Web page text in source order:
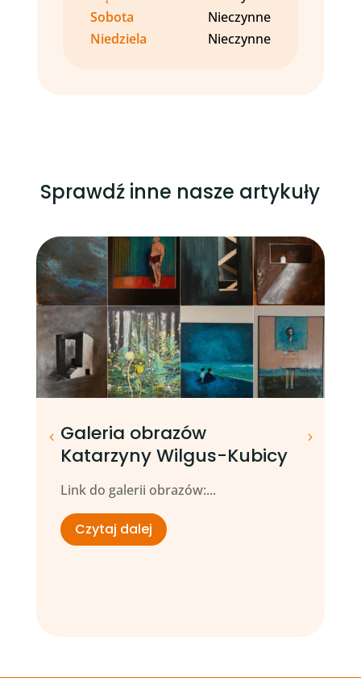
Sobota
Nieczynne
Niedziela
Nieczynne
Sprawdź inne nasze artykuły
Galeria obrazów
Katarzyny Wilgus-Kubicy
Link do galerii obrazów:...
Czytaj dalej